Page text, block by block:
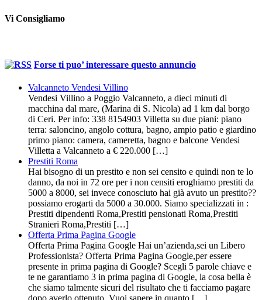
Vi Consigliamo
Forse ti puo’ interessare questo annuncio
Valcanneto Vendesi Villino
Vendesi Villino a Poggio Valcanneto, a dieci minuti di
macchina dal mare, (Marina di S. Nicola) ad 1 km dal borgo
di Ceri. Per info: 338 8154903 Villetta su due piani: piano
terra: saloncino, angolo cottura, bagno, ampio patio e giardino
primo piano: camera, cameretta, bagno e balcone Vendesi
Villetta a Valcanneto a € 220.000 […]
Prestiti Roma
Hai bisogno di un prestito e non sei censito e quindi non te lo
danno, da noi in 72 ore per i non censiti eroghiamo prestiti da
5000 a 8000, sei invece conosciuto hai già avuto un prestito??
possiamo erogarti da 5000 a 30.000. Siamo specializzati in :
Prestiti dipendenti Roma,Prestiti pensionati Roma,Prestiti
Stranieri Roma,Prestiti […]
Offerta Prima Pagina Google
Offerta Prima Pagina Google Hai un’azienda,sei un Libero
Professionista? Offerta Prima Pagina Google,per essere
presente in prima pagina di Google? Scegli 5 parole chiave e
te ne garantiamo 3 in prima pagina di Google, la cosa bella è
che siamo talmente sicuri del risultato che ti facciamo pagare
dopo averlo ottenuto. Vuoi sapere in quanto […]